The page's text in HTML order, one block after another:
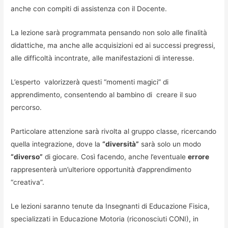
anche con compiti di assistenza con il Docente.
La lezione sarà programmata pensando non solo alle finalità
didattiche, ma anche alle acquisizioni ed ai successi pregressi,
alle difficoltà incontrate, alle manifestazioni di interesse.
L’esperto valorizzerà questi “momenti magici” di
apprendimento, consentendo al bambino di creare il suo
percorso.
Particolare attenzione sarà rivolta al gruppo classe, ricercando
quella integrazione, dove la“diversità” sarà solo un modo
“diverso” di giocare. Così facendo, anche l’eventualeerrore
rappresenterà un’ulteriore opportunità d’apprendimento
“creativa”.
Le lezioni saranno tenute da Insegnanti di Educazione Fisica,
specializzati in Educazione Motoria (riconosciuti CONI), in